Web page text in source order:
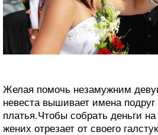
Желая помочь незамужним
невеста вышивает имена
платья.Чтобы собрать деньги
жених отрезает от своего